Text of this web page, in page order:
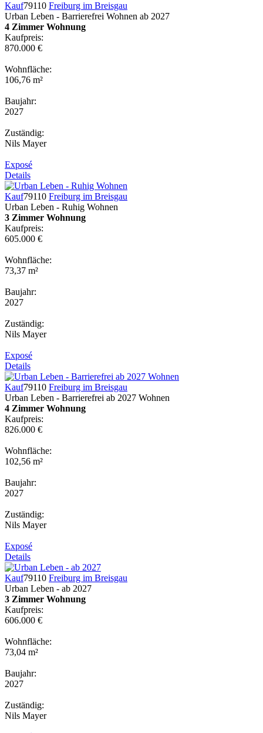
Kauf79110 Freiburg im Breisgau
Urban Leben - Barrierefrei Wohnen ab 2027
4 Zimmer Wohnung
Kaufpreis:
870.000 €
Wohnfläche:
106,76 m²
Baujahr:
2027
Zuständig:
Nils Mayer
Exposé
Details
Kauf79110 Freiburg im Breisgau
Urban Leben - Ruhig Wohnen
3 Zimmer Wohnung
Kaufpreis:
605.000 €
Wohnfläche:
73,37 m²
Baujahr:
2027
Zuständig:
Nils Mayer
Exposé
Details
Kauf79110 Freiburg im Breisgau
Urban Leben - Barrierefrei ab 2027 Wohnen
4 Zimmer Wohnung
Kaufpreis:
826.000 €
Wohnfläche:
102,56 m²
Baujahr:
2027
Zuständig:
Nils Mayer
Exposé
Details
Kauf79110 Freiburg im Breisgau
Urban Leben - ab 2027
3 Zimmer Wohnung
Kaufpreis:
606.000 €
Wohnfläche:
73,04 m²
Baujahr:
2027
Zuständig:
Nils Mayer